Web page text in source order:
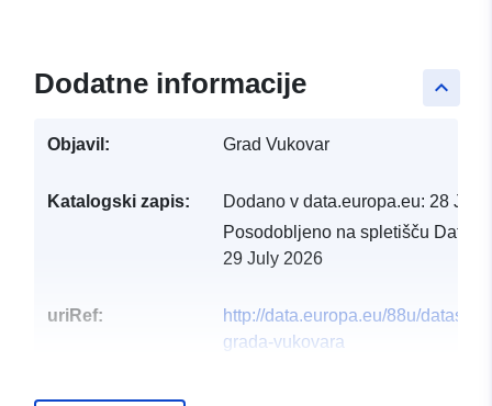
keyboard_arrow_up
Dodatne informacije
Objavil: Grad Vukovar
Katalogski zapis: Dodano v data.europa.eu: 28 July
Posodobljeno na spletišču
29 July 2026
uriRef:
http://data.europa.eu/88u/dataset/
grada-vukovara